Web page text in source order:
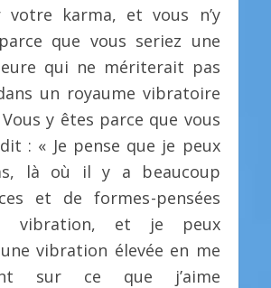
votre karma, et vous n’y
que vous seriez une
qui ne mériterait pas
un royaume vibratoire
y êtes parce que vous
: « Je pense que je peux
là où il y a beaucoup
et de formes-pensées
vibration, et je peux
vibration élevée en me
sur ce que j’aime